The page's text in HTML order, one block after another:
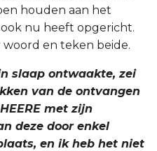
houden aan het
nu heeft opgericht.
en teken beide.
slaap ontwaakte, zei
van de ontvangen
met zijn
deze door enkel
en ik heb het niet